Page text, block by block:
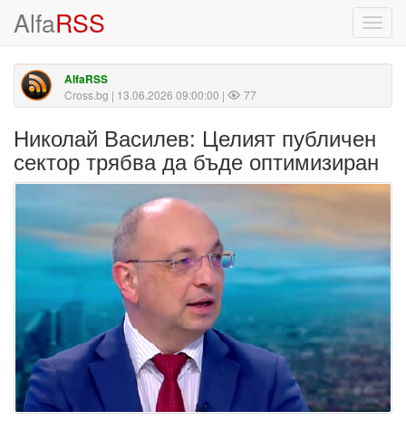
AlfaRSS
AlfaRSS
Cross.bg | 13.06.2026 09:00:00 | 77
Николай Василев: Целият публичен
сектор трябва да бъде оптимизиран